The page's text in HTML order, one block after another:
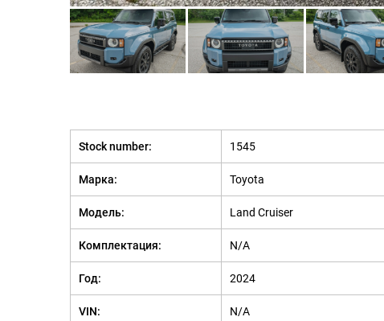
Stock number: 1545
Марка: Toyota
Модель: Land Cruiser
Комплектация: N/A
Год: 2024
VIN: N/A